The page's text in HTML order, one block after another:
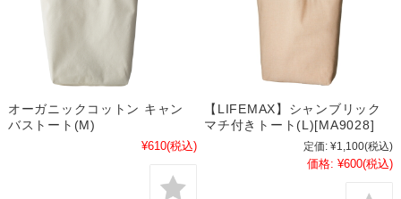
オーガニックコットン キャン
バストート(M)
¥610(税込)
【LIFEMAX】シャンブリック
マチ付きトート(L)[MA9028]
定価: ¥1,100(税込)
価格: ¥600(税込)